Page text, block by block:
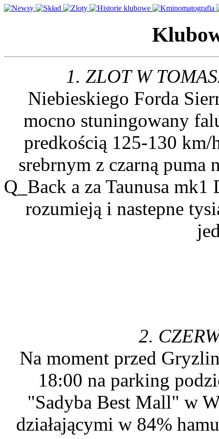
1. ZLOT W
Niebieskiego Forda
mocno stuningowany
predkością 125-130 km/
srebrnym z czarną puma
Q_Back a za Taunusa
rozumieją i nastepne
2.
Na moment przed
18:00 na parking
"Sadyba Best Mall" w
działającymi w 84%